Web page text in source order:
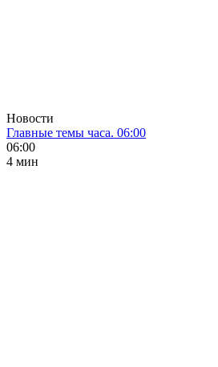
Новости
Главные темы часа. 06:00
06:00
4 мин